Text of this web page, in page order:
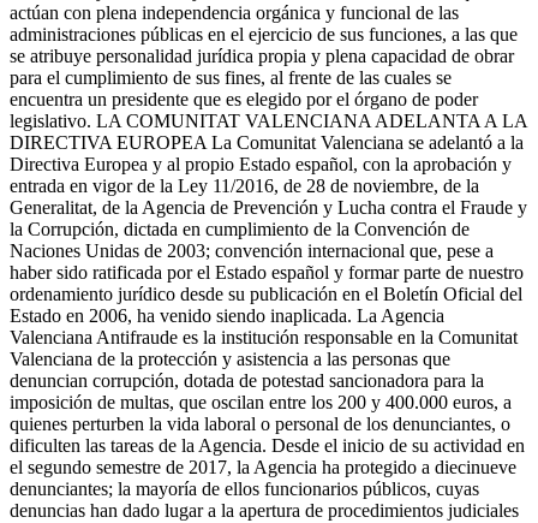
actúan con plena independencia orgánica y funcional de las
administraciones públicas en el ejercicio de sus funciones, a las que
se atribuye personalidad jurídica propia y plena capacidad de obrar
para el cumplimiento de sus fines, al frente de las cuales se
encuentra un presidente que es elegido por el órgano de poder
legislativo. LA COMUNITAT VALENCIANA ADELANTA A LA
DIRECTIVA EUROPEA La Comunitat Valenciana se adelantó a la
Directiva Europea y al propio Estado español, con la aprobación y
entrada en vigor de la Ley 11/2016, de 28 de noviembre, de la
Generalitat, de la Agencia de Prevención y Lucha contra el Fraude y
la Corrupción, dictada en cumplimiento de la Convención de
Naciones Unidas de 2003; convención internacional que, pese a
haber sido ratificada por el Estado español y formar parte de nuestro
ordenamiento jurídico desde su publicación en el Boletín Oficial del
Estado en 2006, ha venido siendo inaplicada. La Agencia
Valenciana Antifraude es la institución responsable en la Comunitat
Valenciana de la protección y asistencia a las personas que
denuncian corrupción, dotada de potestad sancionadora para la
imposición de multas, que oscilan entre los 200 y 400.000 euros, a
quienes perturben la vida laboral o personal de los denunciantes, o
dificulten las tareas de la Agencia. Desde el inicio de su actividad en
el segundo semestre de 2017, la Agencia ha protegido a diecinueve
denunciantes; la mayoría de ellos funcionarios públicos, cuyas
denuncias han dado lugar a la apertura de procedimientos judiciales